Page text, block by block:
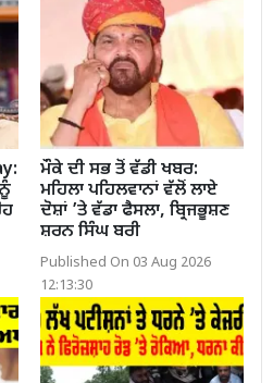
ਮੌਕੇ ਦੀ ਸਭ ਤੋਂ ਵੱਡੀ ਖਬਰ:
ਮਹਿਲਾ ਪਹਿਲਵਾਨਾਂ ਵੱਲੋਂ ਲਾਏ
ਦੋਸ਼ਾਂ ’ਤੇ ਵੱਡਾ ਫੈਸਲਾ, ਬ੍ਰਿਜਭੂਸ਼ਣ
ਸ਼ਰਨ ਸਿੰਘ ਬਰੀ
Published On 03 Aug 2026
12:13:30